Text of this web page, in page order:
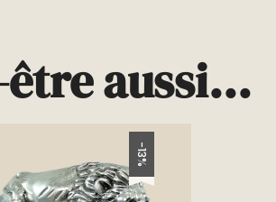
aussi...
-13%